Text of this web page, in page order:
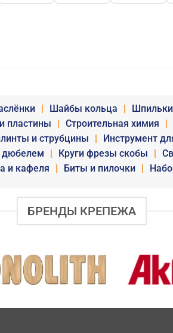
Шайбы кольца Шпильки
пластины Строительная химия
и струбцины Инструмент
дюбелем Круги фрезы скобы
и кафеля Биты и пилочки
БРЕНДЫ КРЕПЕЖА